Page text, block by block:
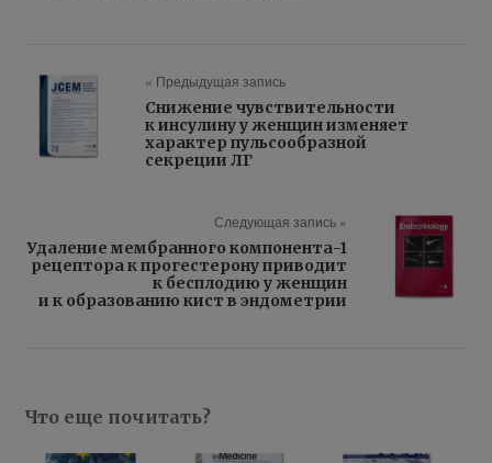
« Предыдущая запись
Снижение чувствительности
к инсулину у женщин изменяет
характер пульсообразной
секреции ЛГ
Следующая запись »
Удаление мембранного компонента-1
рецептора к прогестерону приводит
к бесплодию у женщин
и к образованию кист в эндометрии
Что еще почитать?